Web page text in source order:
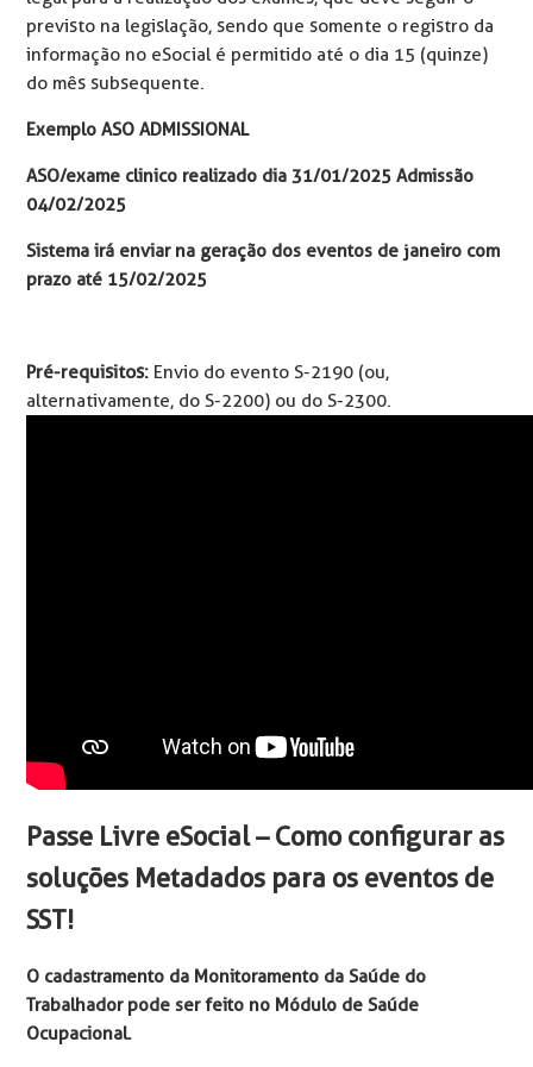
previsto na legislação, sendo que somente o registro da
informação no eSocial é permitido até o dia 15 (quinze)
do mês subsequente.
Exemplo ASO ADMISSIONAL
ASO/exame clinico realizado dia 31/01/2025 Admissão
04/02/2025
Sistema irá enviar na geração dos eventos de janeiro com
prazo até 15/02/2025
Pré-requisitos: Envio do evento S-2190 (ou,
alternativamente, do S-2200) ou do S-2300.
Passe Livre eSocial – Como configurar as
soluções Metadados para os eventos de
SST!
O cadastramento da Monitoramento da Saúde do
Trabalhador pode ser feito no Módulo de Saúde
Ocupacional.